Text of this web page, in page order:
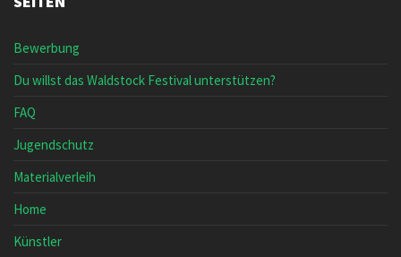
Bewerbung
Du willst das Waldstock Festival unterstützen?
FAQ
Jugendschutz
Materialverleih
Home
Künstler